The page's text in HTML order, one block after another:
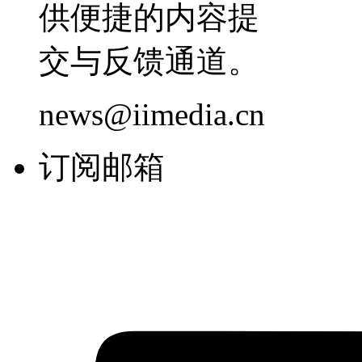
供便捷的内容提
交与反馈通道。
news@iimedia.cn
订阅邮箱